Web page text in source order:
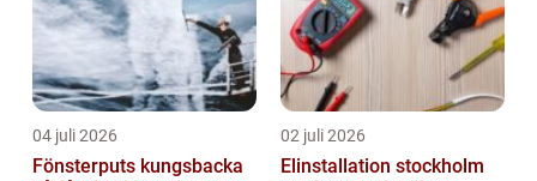
04 juli 2026
Fönsterputs kungsbacka
02 juli 2026
Elinstallation stockholm